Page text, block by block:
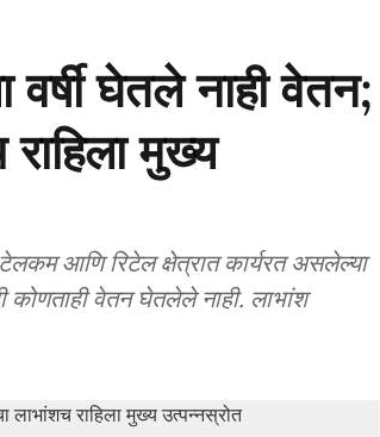
घेतले नाही वेतन;
मुख्य
आणि रिटेल क्षेत्रात कार्यरत असलेल्या
कोणताही वेतन घेतलेले नाही. लाभांश